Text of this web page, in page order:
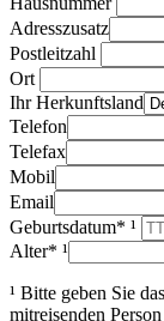
Adresszusatz
Postleitzahl
Ort
Ihr Herkunftsland
Telefon
Telefax
Mobil
Email
Geburtsdatum* ¹
Alter* ¹
¹ Bitte geben Sie
mitreisenden